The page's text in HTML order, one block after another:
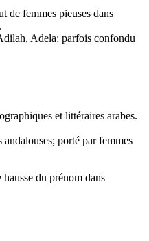
de femmes pieuses dans
Adela; parfois confondu
et littéraires arabes.
porté par femmes
du prénom dans